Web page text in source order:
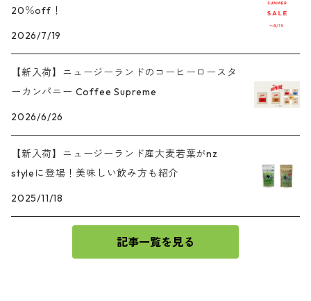
20％off！
2026/7/19
【新入荷】ニュージーランドのコーヒーロースタ
ーカンパニー Coffee Supreme
2026/6/26
【新入荷】ニュージーランド産大麦若葉がnz
styleに登場！美味しい飲み方も紹介
2025/11/18
記事一覧を見る